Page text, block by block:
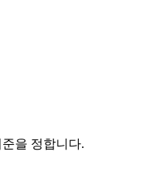
을 정합니다.